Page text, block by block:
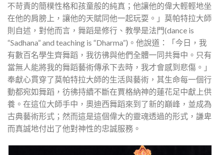
不苛責的簡樸性格和孩童般的純真；他讓他的偉大輕輕地坐
在他的肩膀上，讓他的天賦同他一起玩耍。」莫帕特拉大師
則自述，對他而言，舞蹈是修行、教學是法門(dance is
“Sadhana” and teaching is “Dharma”)。他說道：「今日，我
有數百名學生齊舞蹈，我彷彿與他們全體一同共舞中。只有
當無人能將我的舞蹈藝術傳承下去時，我才會感到悲傷。」
奉獻心貫穿了莫帕特拉大師的生活與藝術，其生命每一個行
動都宛如舞蹈，彷彿持續不斷在賈格納神的蓮花足中獻上供
養。在這位大師手中，奧迪西舞蹈來到了新的巔峰，並成為
古典藝術形式；然而這是這個偉大的靈魂透過的形式，謙卑
而真誠地付出了他對神性的忠誠服務。